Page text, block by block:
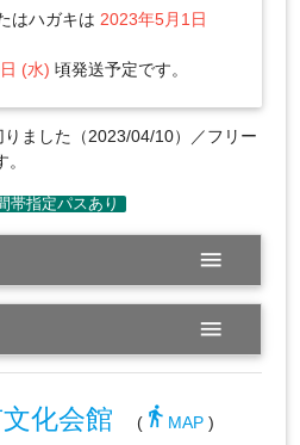
はハガキは 2023年5月1日
(水) 頃発送予定です。
ました（2023/04/10）／フリー
menu
menu
化会館 (directions_walk MAP)